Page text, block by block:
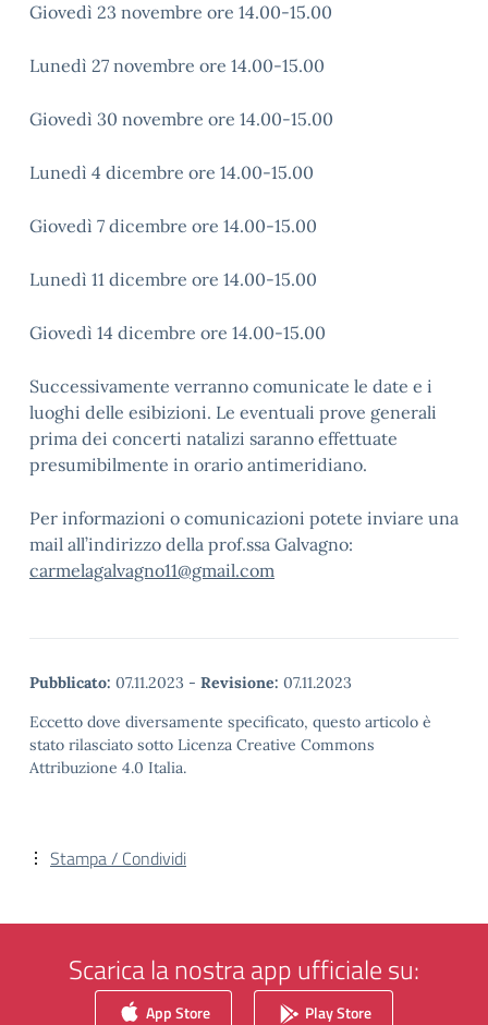
Giovedì 23 novembre ore 14.00-15.00
Lunedì 27 novembre ore 14.00-15.00
Giovedì 30 novembre ore 14.00-15.00
Lunedì 4 dicembre ore 14.00-15.00
Giovedì 7 dicembre ore 14.00-15.00
Lunedì 11 dicembre ore 14.00-15.00
Giovedì 14 dicembre ore 14.00-15.00
Successivamente verranno comunicate le date e i
luoghi delle esibizioni. Le eventuali prove generali
prima dei concerti natalizi saranno effettuate
presumibilmente in orario antimeridiano.
Per informazioni o comunicazioni potete inviare una
mail all’indirizzo della prof.ssa Galvagno:
carmelagalvagno11@gmail.com
Pubblicato: 07.11.2023 - Revisione: 07.11.2023
Eccetto dove diversamente specificato, questo articolo è
stato rilasciato sotto Licenza Creative Commons
Attribuzione 4.0 Italia.
Stampa / Condividi
Scarica la nostra app ufficiale su:
App Store Play Store